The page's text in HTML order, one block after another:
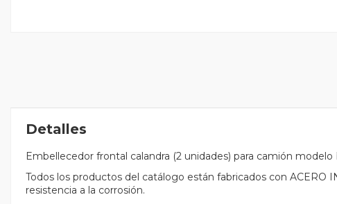
Detalles
Embellecedor frontal calandra (2 unidades) para camión modelo
Todos los productos del catálogo están fabricados con ACERO
resistencia a la corrosión.